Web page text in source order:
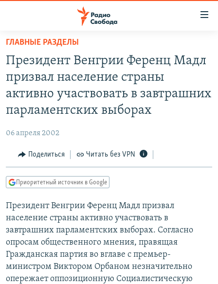
упрощенного
доступа
основному
содержанию
Вернутся
навигации
Вернутся
ПОДКАСТЫ
АВТОРСКИЕ ПРОЕКТЫ
КУЛЬТУРА
IDEL.РЕАЛИИ
КАВКАЗ.РЕАЛИИ
СИБИРЬ.РЕАЛИИ
РАСПИСАНИЕ ВЕЩАНИЯ
ПОДПИШИТЕСЬ НА РАССЫЛКУ
СОЦИАЛЬНЫЕ СЕТИ
ГЛАВНЫЕ РАЗДЕЛЫ
Президент Венгрии Ференц Мадл
призвал население страны
активно участвовать в завтрашних
парламентских выборах
06 апреля 2002
Поделиться Читать без VPN
Приоритетный источник в Google
Президент Венгрии Ференц Мадл призвал
население страны активно участвовать в
завтрашних парламентских выборах. Согласно
опросам общественного мнения, правящая
Гражданская партия во вглаве с премьер-
министром Виктором Орбаном незначительно
опережает оппозиционную Социалистическую